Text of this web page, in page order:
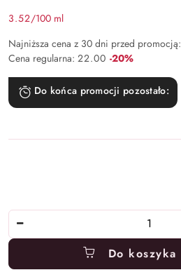
3.52/100 ml
Najniższa cena z 30 dni przed promocją:
Cena regularna: 22.00 Rabat:
-20%
Do końca promocji pozostało:
Do koszyka